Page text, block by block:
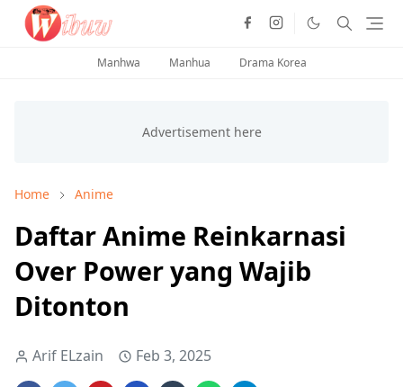
Manhwa Manhua Drama Korea
Home Anime
Daftar Anime Reinkarnasi
Over Power yang Wajib
Ditonton
Arif ELzain Feb 3, 2025